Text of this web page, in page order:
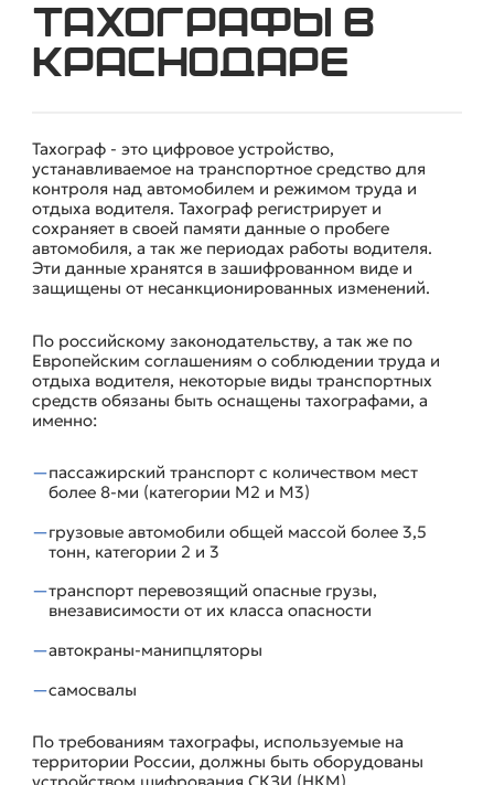
Тахографы в
Краснодаре
Тахограф - это цифровое устройство,
устанавливаемое на транспортное средство для
контроля над автомобилем и режимом труда и
отдыха водителя. Тахограф регистрирует и
сохраняет в своей памяти данные о пробеге
автомобиля, а так же периодах работы водителя.
Эти данные хранятся в зашифрованном виде и
защищены от несанкционированных изменений.
По российскому законодательству, а так же по
Европейским соглашениям о соблюдении труда и
отдыха водителя, некоторые виды транспортных
средств обязаны быть оснащены тахографами, а
именно:
пассажирский транспорт с количеством мест
более 8-ми (категории М2 и М3)
грузовые автомобили общей массой более 3,5
тонн, категории 2 и 3
транспорт перевозящий опасные грузы,
внезависимости от их класса опасности
автокраны-манипцляторы
самосвалы
По требованиям тахографы, используемые на
территории России, должны быть оборудованы